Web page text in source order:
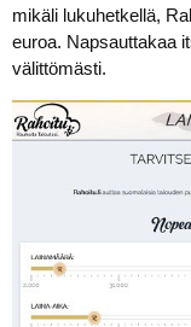
mikäli lukuhetkellä,
euroa. Napsauttakaa
välittömästi.